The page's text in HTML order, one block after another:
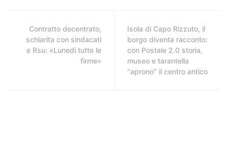
Contratto decentrato,
schiarita con sindacati
e Rsu: «Lunedì tutte le
firme»
Isola di Capo Rizzuto, il
borgo diventa racconto:
con Postale 2.0 storia,
museo e tarantella
“aprono” il centro antico